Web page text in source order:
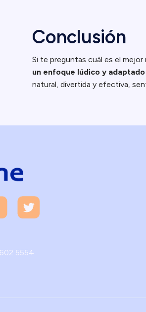
Conclusión
Si te preguntas cuál es el mejor
un enfoque lúdico y adaptado
natural, divertida y efectiva,
5554